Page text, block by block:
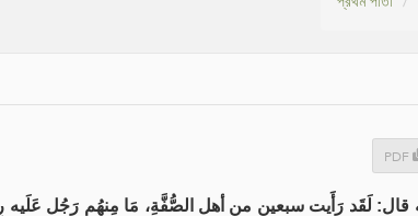
PDF
لَقَد رَأَيت سبعين من أهل الصُّفَّةِ، مَا مِنهُم رَجُل عَلَيه